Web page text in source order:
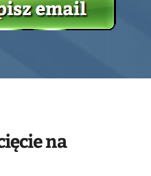
na